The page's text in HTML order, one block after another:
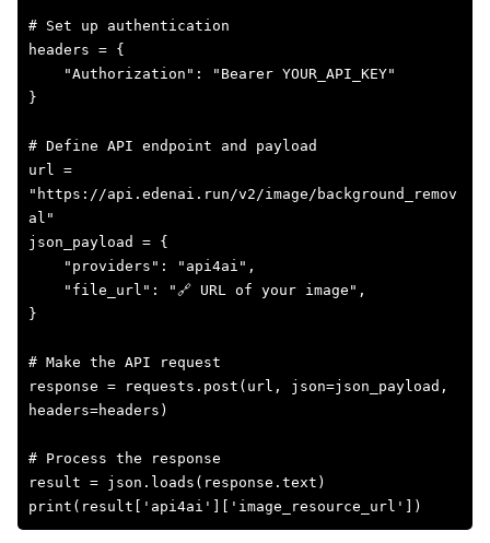
# Set up authentication
headers = {
    "Authorization": "Bearer YOUR_API_KEY"
}
# Define API endpoint and payload
url =
"https://api.edenai.run/v2/image/background_remov
al"
json_payload = {
    "providers": "api4ai",
    "file_url": "🔗 URL of your image",
}
# Make the API request
response = requests.post(url, json=json_payload,
headers=headers)
# Process the response
result = json.loads(response.text)
print(result['api4ai']['image_resource_url'])